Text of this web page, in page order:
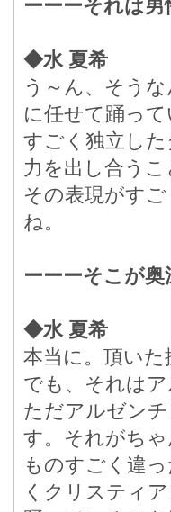
ーーーそれは
◆水 夏希
う～ん、そう
に任せて踊っ
すごく独立し
力を出し合う
その表現がす
ね。
ーーーそこが奥
◆水 夏希
本当に。頂い
でも、それは
ただアルゼン
す。それがち
ものすごく違
くクリスティ